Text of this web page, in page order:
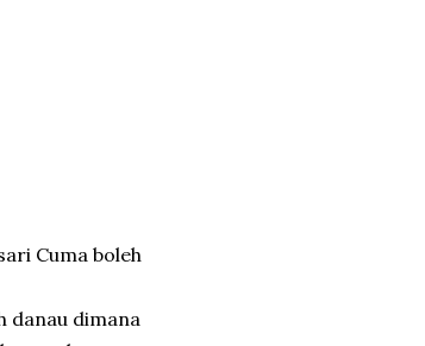
Cuma boleh
danau dimana